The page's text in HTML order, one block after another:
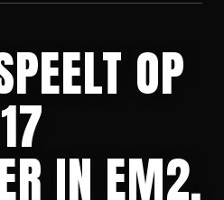
OP
IN EM2,